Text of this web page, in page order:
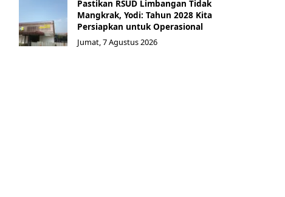
Pastikan RSUD Limbangan Tidak
Mangkrak, Yodi: Tahun 2028 Kita
Persiapkan untuk Operasional
Jumat, 7 Agustus 2026